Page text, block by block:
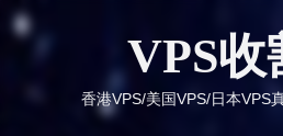
跳
到
VPS收
香港VPS/美国VPS/日本VPS